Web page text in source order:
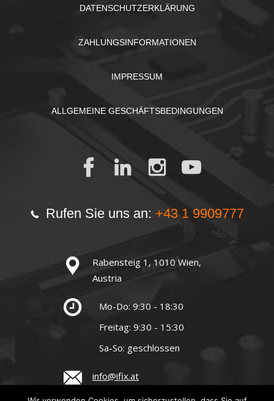
DATENSCHUTZERKLÄRUNG
ZAHLUNGSINFORMATIONEN
IMPRESSUM
ALLGEMEINE GESCHÄFTSBEDINGUNGEN
Rufen Sie uns an: +43 1 9909777
Rabensteig 1, 1010 Wien,
Austria
Mo-Do: 9:30 - 18:30
Freitag: 9:30 - 15:30
Sa-So: geschlossen
info@ifix.at